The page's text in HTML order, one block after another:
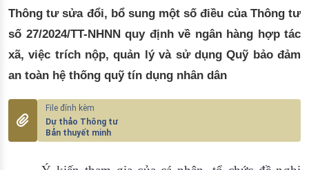
Thông tư sửa đổi, bổ sung một số điều của Thông tư
số 27/2024/TT-NHNN quy định về ngân hàng hợp tác
xã, việc trích nộp, quản lý và sử dụng Quỹ bảo đảm
an toàn hệ thống quỹ tín dụng nhân dân
Dự thảo Thông tư
Bản thuyết minh